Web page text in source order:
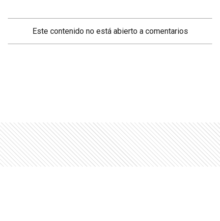
Este contenido no está abierto a comentarios